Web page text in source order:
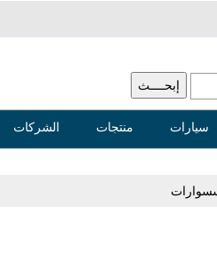
سيارات منتجات الشركات